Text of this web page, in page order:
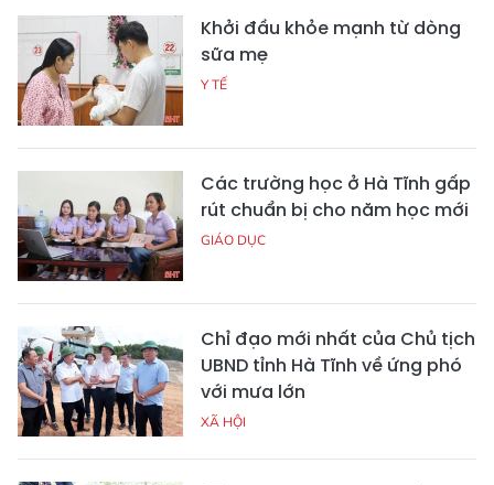
Khởi đầu khỏe mạnh từ dòng
sữa mẹ
Y TẾ
Các trường học ở Hà Tĩnh gấp
rút chuẩn bị cho năm học mới
GIÁO DỤC
Chỉ đạo mới nhất của Chủ tịch
UBND tỉnh Hà Tĩnh về ứng phó
với mưa lớn
XÃ HỘI